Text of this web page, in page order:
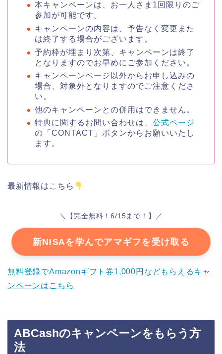
本キャンペーンは、お一人さま1回限りのご
参加が可能です。
キャンペーンの内容は、予告なく変更また
は終了する場合がございます。
予約枠が埋まり次第、キャンペーンは終了
となりますのでお早めにご参加ください。
キャンペーンページ以外からお申し込みの
場合、対象外となりますのでご注意くださ
い。
他のキャンペーンとの併用はできません。
特典に関するお問い合わせは、 公式ページ
の「CONTACT」ボタンからお願いいたし
ます。
最新情報はこちら
＼【完全無料！6/15まで！】／
新NISAを学んでアマギフを受け取る
無料登録でAmazonギフト券1,000円などもらえるキャ
ンペーンはこちら
ABCashのキャンペーンをもらう方
法